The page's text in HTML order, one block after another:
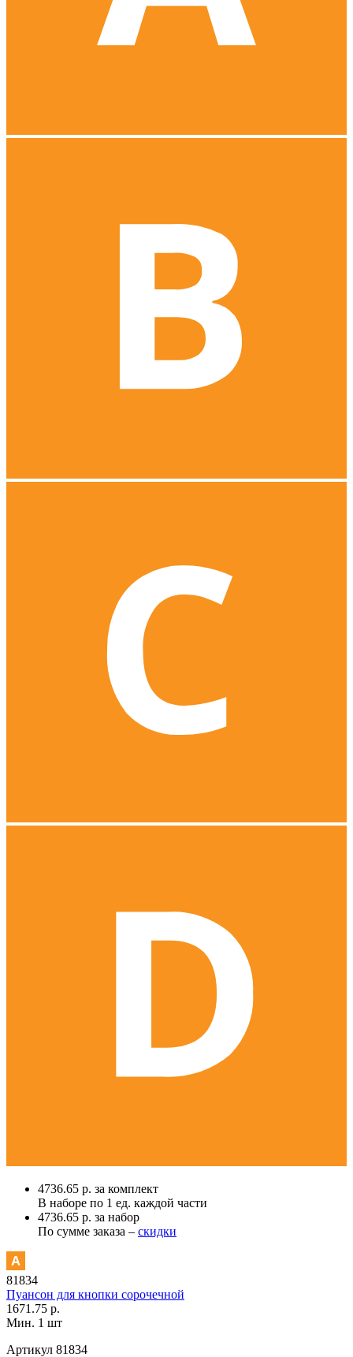
4736.65 р. за комплект
В наборе по 1 ед. каждой части
4736.65 р. за набор
По сумме заказа – скидки
81834
Пуансон для кнопки сорочечной
1671.75 р.
Мин. 1 шт
Артикул 81834